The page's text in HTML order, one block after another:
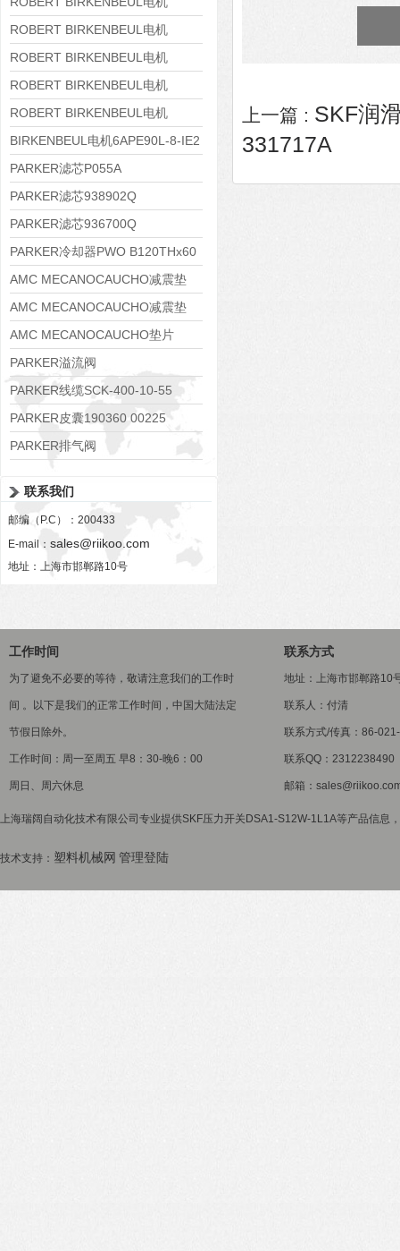
8APE160L-4-IE3
ROBERT BIRKENBEUL电机
8APE112M-6K-IE3
ROBERT BIRKENBEUL电机
8APE100L-2 IE3
ROBERT BIRKENBEUL电机
8APE90S-4 IE3
ROBERT BIRKENBEUL电机
8APE80M-2K-IE3
BIRKENBEUL电机6APE90L-8-IE2
PARKER滤芯P055A
PARKER滤芯938902Q
PARKER滤芯936700Q
PARKER冷却器PWO B120THx60
AMC MECANOCAUCHO减震垫
138552
AMC MECANOCAUCHO减震垫
138551
AMC MECANOCAUCHO垫片
608074
PARKER溢流阀
RE06M35W2N1KWXG087
PARKER线缆SCK-400-10-55
PARKER皮囊190360 00225
PARKER排气阀
联系我们
邮编（P.C）：200433
E-mail： sales@riikoo.com
地址：上海市邯郸路10号
上一篇 : SKF润
331717A
工作时间
为了避免不必要的等待，敬请注意我们的工作时
间 。以下是我们的正常工作时间，中国大陆法定
节假日除外。
工作时间：周一至周五 早8：30-晚6：00
周日、周六休息
联系方式
地址：上海市邯郸路10
联系人：付清
联系方式/传真：86-
联系QQ：2312238490
邮箱：
上海瑞阔自动化技术有限公司专业提供SKF压力开关DSA1-S12W-1L1A等产品信息
技术支持： 塑料机械网 管理登陆